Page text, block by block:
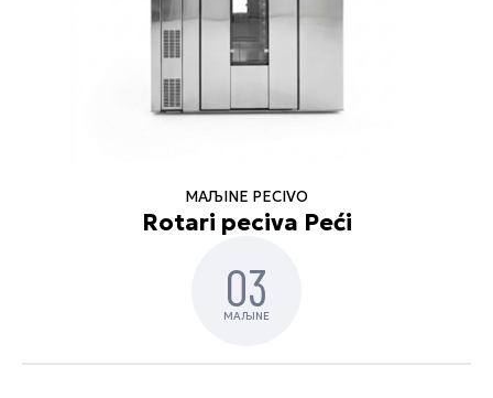
MAЉINE PECIVO
Rotari peciva Peći
03
MAЉINE